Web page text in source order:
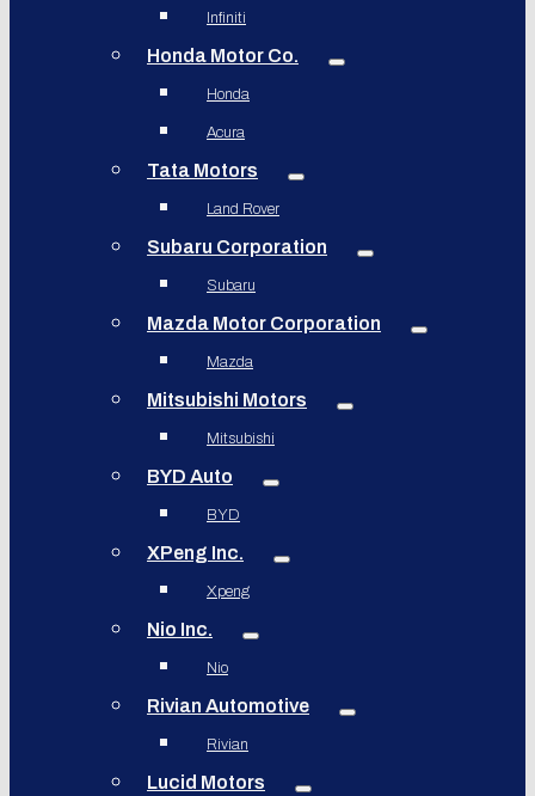
Infiniti
Honda Motor Co.
Honda
Acura
Tata Motors
Land Rover
Subaru Corporation
Subaru
Mazda Motor Corporation
Mazda
Mitsubishi Motors
Mitsubishi
BYD Auto
BYD
XPeng Inc.
Xpeng
Nio Inc.
Nio
Rivian Automotive
Rivian
Lucid Motors